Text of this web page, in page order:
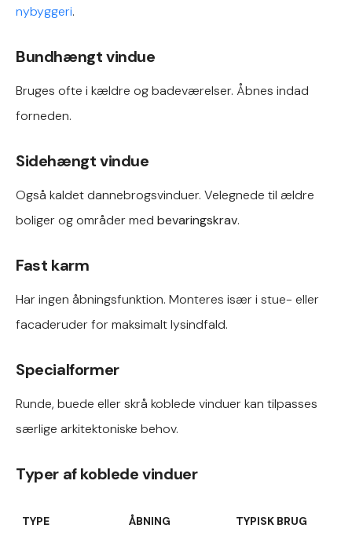
nybyggeri.
Bundhængt vindue
Bruges ofte i kældre og badeværelser. Åbnes indad
forneden.
Sidehængt vindue
Også kaldet dannebrogsvinduer. Velegnede til ældre
boliger og områder med bevaringskrav.
Fast karm
Har ingen åbningsfunktion. Monteres især i stue- eller
facaderuder for maksimalt lysindfald.
Specialformer
Runde, buede eller skrå koblede vinduer kan tilpasses
særlige arkitektoniske behov.
Typer af koblede vinduer
TYPE ÅBNING TYPISK BRUG